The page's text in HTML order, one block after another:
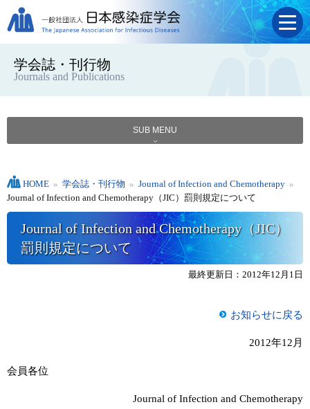
学会誌・刊行物
Journals and Publications
SUB MENU
HOME » 学会誌・刊行物 » Journal of Infection and Chemotherapy »
Journal of Infection and Chemotherapy（JIC）罰則規定について
Journal of Infection and Chemotherapy（JIC）
罰則規定について
最終更新日：2012年12月1日
お知らせに戻る
2012年12月
会員各位
Journal of Infection and Chemotherapy